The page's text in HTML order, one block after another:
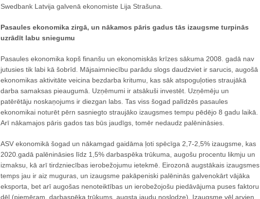
Swedbank Latvija galvenā ekonomiste Lija Strašuna.
Pasaules ekonomika zirgā, un nākamos pāris gadus tās izaugsme turpinās
uzrādīt labu sniegumu
Pasaules ekonomika kopš finanšu un ekonomiskās krīzes sākuma 2008. gadā nav
jutusies tik labi kā šobrīd. Mājsaimniecību parādu slogs daudzviet ir sarucis, augošā
ekonomikas aktivitāte veicina bezdarba kritumu, kas sāk atspoguļoties straujākā
darba samaksas pieaugumā. Uzņēmumi ir atsākuši investēt. Uzņēmēju un
patērētāju noskaņojums ir diezgan labs. Tas viss šogad palīdzēs pasaules
ekonomikai noturēt pērn sasniegto straujāko izaugsmes tempu pēdējo 8 gadu laikā.
Arī nākamajos pāris gados tas būs jaudīgs, tomēr nedaudz palēnināsies.
ASV ekonomikā šogad un nākamgad gaidāma ļoti spēcīga 2,7-2,5% izaugsme, kas
2020.gadā palēnināsies līdz 1,5% darbaspēka trūkuma, augošu procentu likmju un
izmaksu, kā arī tirdzniecības ierobežojumu ietekmē. Eirozonā augstākais izaugsmes
temps jau ir aiz muguras, un izaugsme pakāpeniski palēninās galvenokārt vājāka
eksporta, bet arī augošas nenoteiktības un ierobežojošu piedāvājuma puses faktoru
dēļ (piemēram, darbaspēka trūkums, augsta jaudu noslodze). Izaugsme vēl arvien